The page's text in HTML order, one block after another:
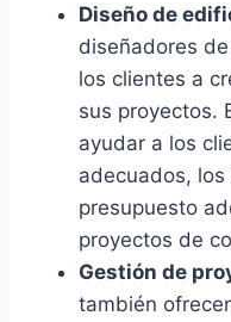
Diseño de
diseñadores
los clientes a
sus proyectos.
ayudar a los
adecuados,
presupuesto
proyectos de
Gestión de
también